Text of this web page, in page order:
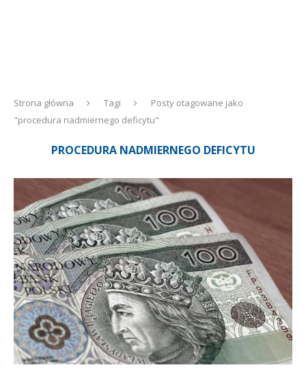
Strona główna Tagi
Posty otagowane jako
"procedura nadmiernego deficytu"
PROCEDURA NADMIERNEGO DEFICYTU